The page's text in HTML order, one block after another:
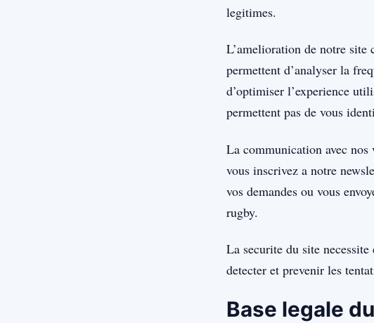
legitimes.
L’amelioration de notre
permettent d’analyser la
d’optimiser l’experience
permettent pas de vous
La communication avec
vous inscrivez a notre
vos demandes ou vous
rugby.
La securite du site
detecter et prevenir les
Base legale